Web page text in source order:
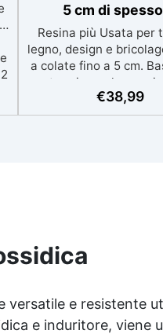
5 cm di
Resina più Usata per
legno, design e
a colate fino a 5 cm.
esotermia per
e senza
Resistente a
€38,99
versatile e resistente
e induritore, viene